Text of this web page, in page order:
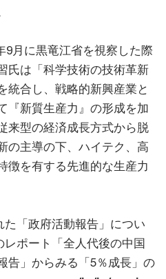
9月に黒竜江省を視察した際
氏は「科学技術の技術革新
統合し、戦略的新興産業と
『新質生産力』の形成を加
来型の経済成長方式から脱
の主導の下、ハイテク、高
徴を有する先進的な生産力
「政府活動報告」につい
ポート「全人代後の中国
告」からみる「5％成長」の